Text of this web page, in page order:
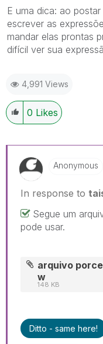
E uma dica: ao
escrever as
mandar elas prontas
difícil ver sua
4,991 Views
0 Likes
Anonymous
In response to
Segue um
pode usar.
arquivo
w
148 KB
Ditto - same here!